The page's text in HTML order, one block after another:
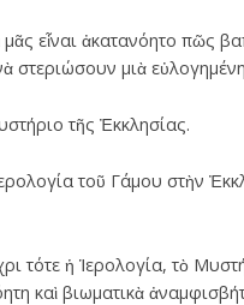
εἶναι ἀκατανόητο πῶς
μιὰ
τῆς Ἐκκλησίας.
τοῦ Γάμου στὴν
τότε ἡ Ἱερολογία, τὸ
καὶ βιωματικὰ